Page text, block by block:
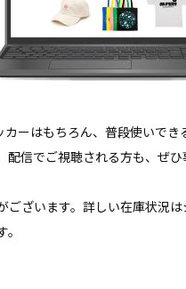
ーはもちろん、普段使いで
信でご視聴される方も、ぜ
ざいます。詳しい在庫状況は